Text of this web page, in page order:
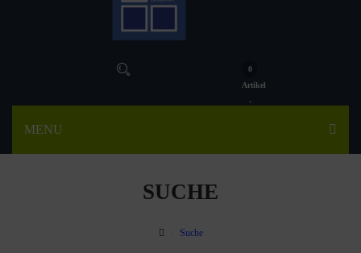
MENU
0
Artikel
-
SUCHE
Suche